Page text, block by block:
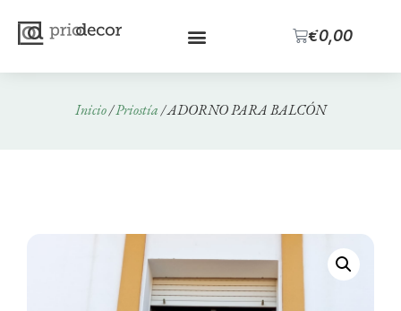
€0,00
Inicio/Priostía/ ADORNO PARA BALCÓN